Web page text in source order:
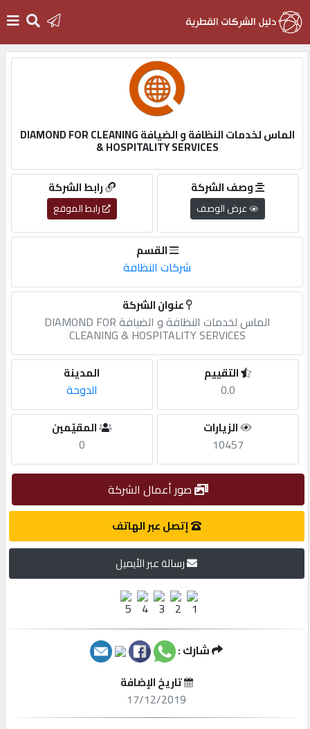
التسجيل
English
اعلانك
الاحصائيات
شركات
إعلانات
الماس لخدمات النظافة و الضيافة DIAMOND FOR CLEANING
& HOSPITALITY SERVICES
رابط الشركة
رابط الموقع
وصف الشركة
عرض الوصف
القسم
شركات النظافة
عنوان الشركة
الماس لخدمات النظافة و الضيافة DIAMOND FOR
CLEANING & HOSPITALITY SERVICES
المدينة
الدوحة
التقييم
0.0
المقيّمين
0
الزيارات
10457
صور أعمال الشركة
إتصل عبر الهاتف
رسالة عبر الأيميل
شارك :
تاريخ الإضافة
17/12/2019